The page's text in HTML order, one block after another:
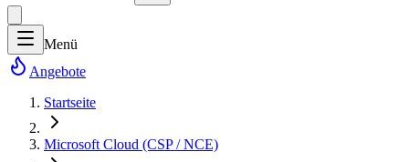
Menü
Angebote
Startseite
Microsoft Cloud (CSP / NCE)